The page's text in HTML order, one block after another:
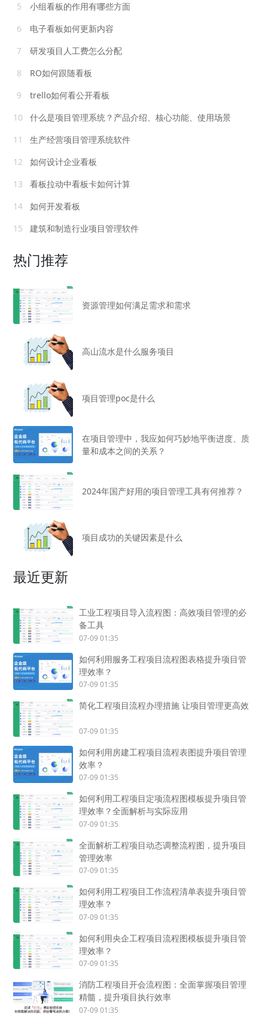
5
小组看板的作用有哪些方面
6
电子看板如何更新内容
7
研发项目人工费怎么分配
8
RO如何跟随看板
9
trello如何看公开看板
10
什么是项目管理系统？产品介绍、核心功能、使用场景
11
生产经营项目管理系统软件
12
如何设计企业看板
13
看板拉动中看板卡如何计算
14
如何开发看板
15
建筑和制造行业项目管理软件
热门推荐
资源管理如何满足需求和需求
高山流水是什么服务项目
项目管理poc是什么
在项目管理中，我应如何巧妙地平衡进度、质
量和成本之间的关系？
2024年国产好用的项目管理工具有何推荐？
项目成功的关键因素是什么
最近更新
工业工程项目导入流程图：高效项目管理的必
备工具
07-09 01:35
如何利用服务工程项目流程图表格提升项目管
理效率？
07-09 01:35
简化工程项目流程办理措施 让项目管理更高效
07-09 01:35
如何利用房建工程项目流程表图提升项目管理
效率？
07-09 01:35
如何利用工程项目定项流程图模板提升项目管
理效率？全面解析与实际应用
07-09 01:35
全面解析工程项目动态调整流程图，提升项目
管理效率
07-09 01:35
如何利用工程项目工作流程清单表提升项目管
理效率？
07-09 01:35
如何利用央企工程项目流程图模板提升项目管
理效率？
07-09 01:35
消防工程项目开会流程图：全面掌握项目管理
精髓，提升项目执行效率
07-09 01:35